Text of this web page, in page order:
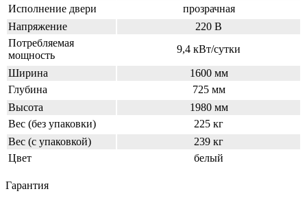
Исполнение двери
прозрачная
Напряжение
220 В
Потребляемая
мощность
9,4 кВт/сутки
Ширина
1600 мм
Глубина
725 мм
Высота
1980 мм
Вес (без упаковки)
225 кг
Вес (с упаковкой)
239 кг
Цвет
белый
Гарантия